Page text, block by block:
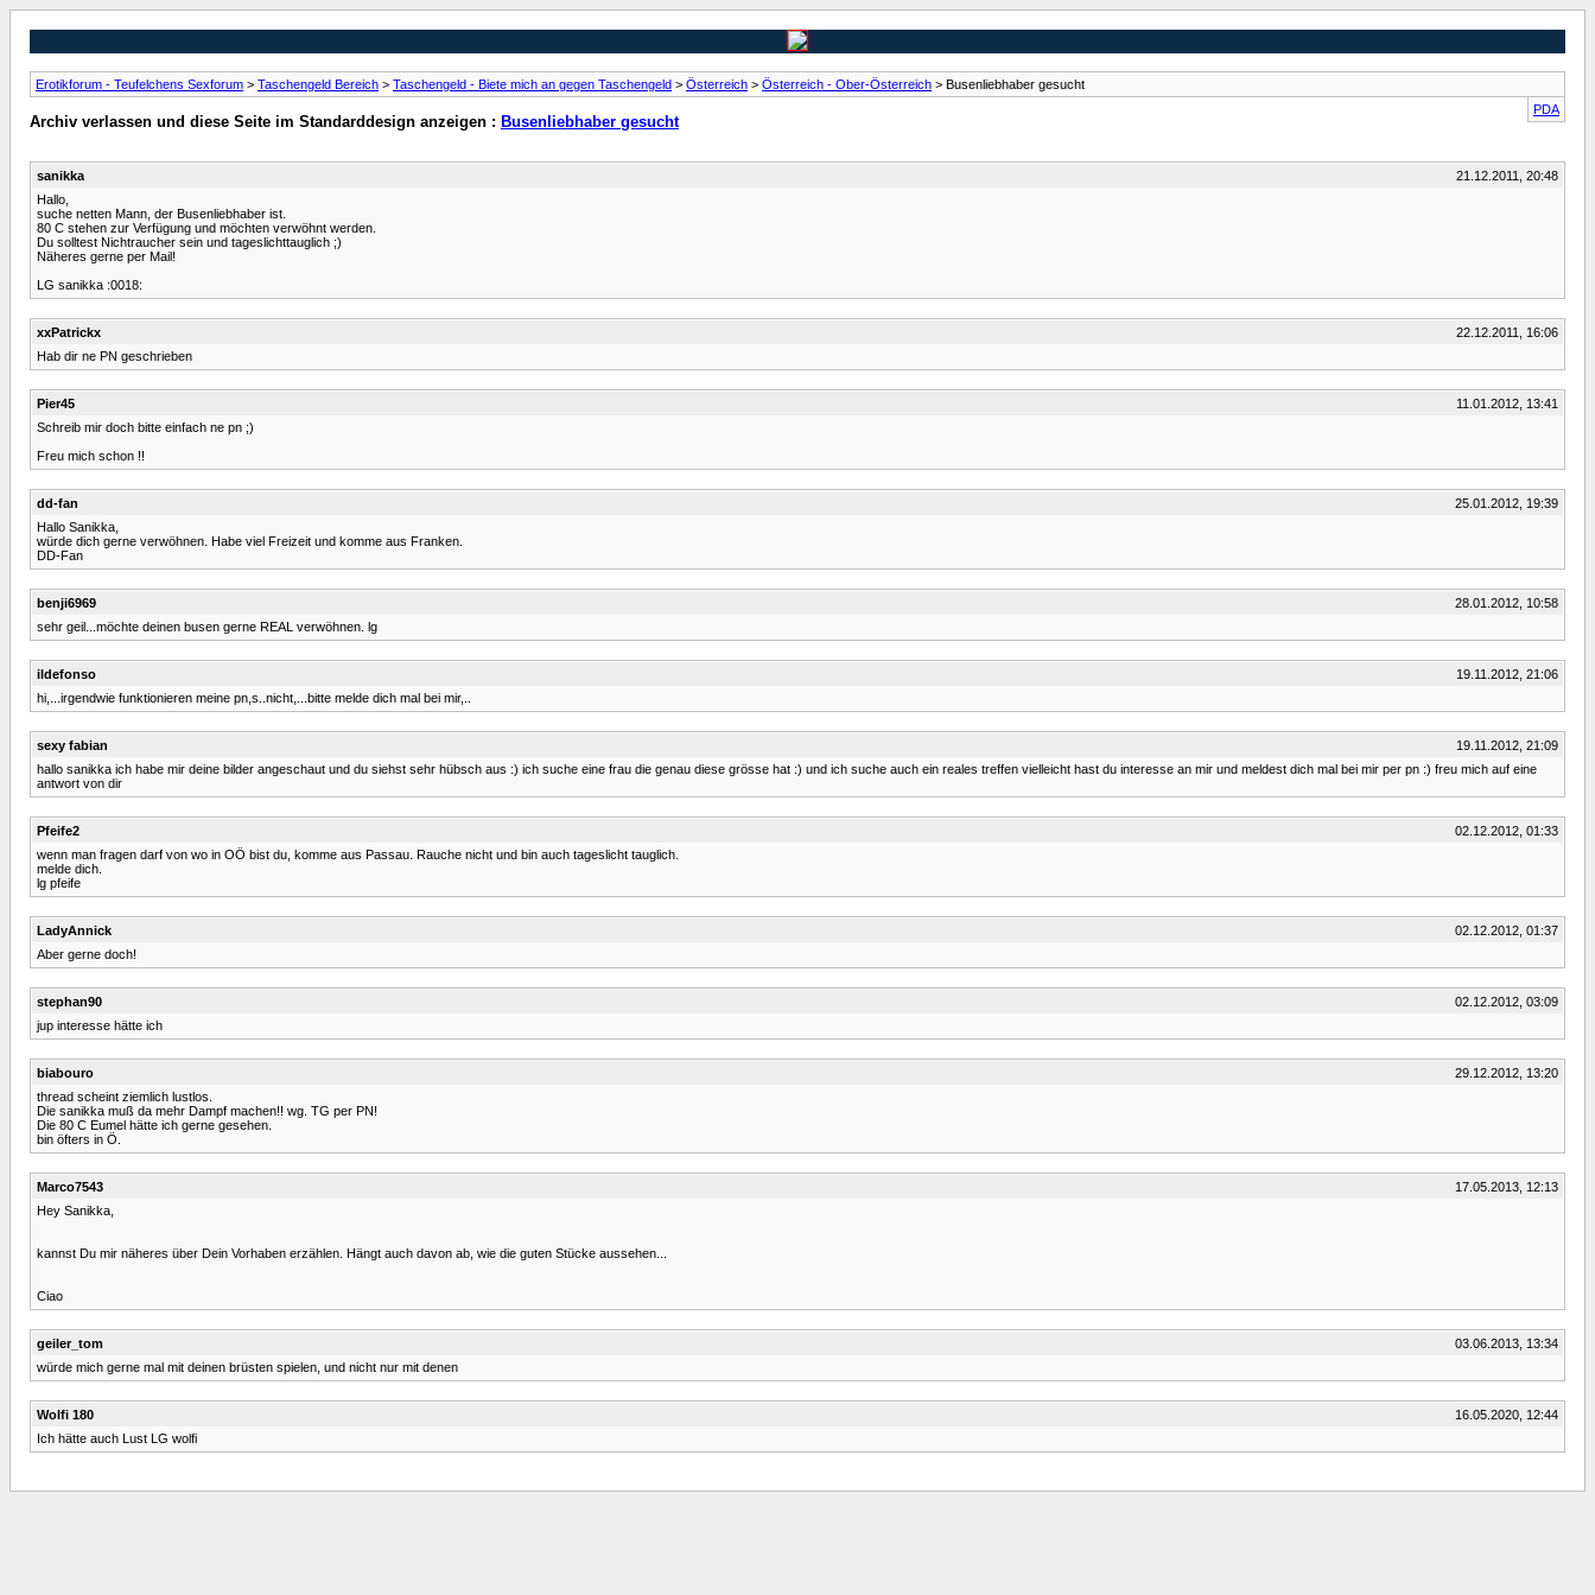
Erotikforum - Teufelchens Sexforum > Taschengeld Bereich > Taschengeld - Biete mich an gegen Taschengeld > Österreich > Österreich - Ober-Österreich > Busenliebhaber gesucht
PDA
Archiv verlassen und diese Seite im Standarddesign anzeigen : Busenliebhaber gesucht
sanikka
21.12.2011, 20:48
Hallo,
suche netten Mann, der Busenliebhaber ist.
80 C stehen zur Verfügung und möchten verwöhnt werden.
Du solltest Nichtraucher sein und tageslichttauglich ;)
Näheres gerne per Mail!
LG sanikka :0018:
xxPatrickx
22.12.2011, 16:06
Hab dir ne PN geschrieben
Pier45
11.01.2012, 13:41
Schreib mir doch bitte einfach ne pn ;)
Freu mich schon !!
dd-fan
25.01.2012, 19:39
Hallo Sanikka,
würde dich gerne verwöhnen. Habe viel Freizeit und komme aus Franken.
DD-Fan
benji6969
28.01.2012, 10:58
sehr geil...möchte deinen busen gerne REAL verwöhnen. lg
ildefonso
19.11.2012, 21:06
hi,...irgendwie funktionieren meine pn,s..nicht,...bitte melde dich mal bei mir,..
sexy fabian
19.11.2012, 21:09
hallo sanikka ich habe mir deine bilder angeschaut und du siehst sehr hübsch aus :) ich suche eine frau die genau diese grösse hat :) und ich suche auch ein reales treffen vielleicht hast du interesse an mir und meldest dich mal bei mir per pn :) freu mich auf eine
antwort von dir
Pfeife2
02.12.2012, 01:33
wenn man fragen darf von wo in OÖ bist du, komme aus Passau. Rauche nicht und bin auch tageslicht tauglich.
melde dich.
lg pfeife
LadyAnnick
02.12.2012, 01:37
Aber gerne doch!
stephan90
02.12.2012, 03:09
jup interesse hätte ich
biabouro
29.12.2012, 13:20
thread scheint ziemlich lustlos.
Die sanikka muß da mehr Dampf machen!! wg. TG per PN!
Die 80 C Eumel hätte ich gerne gesehen.
bin öfters in Ö.
Marco7543
17.05.2013, 12:13
Hey Sanikka,
kannst Du mir näheres über Dein Vorhaben erzählen. Hängt auch davon ab, wie die guten Stücke aussehen...
Ciao
geiler_tom
03.06.2013, 13:34
würde mich gerne mal mit deinen brüsten spielen, und nicht nur mit denen
Wolfi 180
16.05.2020, 12:44
Ich hätte auch Lust LG wolfi